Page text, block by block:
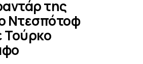
TEAM
της
Ντεσπότοφ
Τούρκο